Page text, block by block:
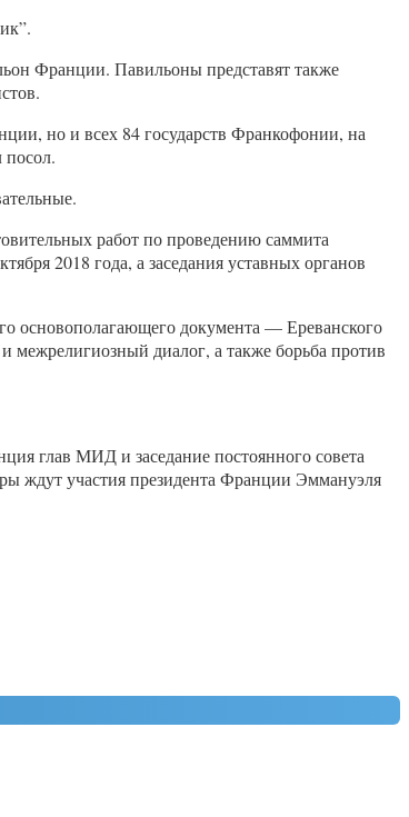
Франции. Павильоны представят также
но и всех 84 государств Франкофонии, на
посол.
работ по проведению саммита
2018 года, а заседания уставных органов
основополагающего документа — Ереванского
межрелигиозный диалог, а также борьба против
глав МИД и заседание постоянного совета
ждут участия президента Франции Эммануэля